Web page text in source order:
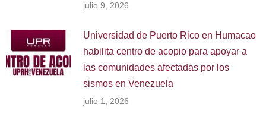
julio 9, 2026
Universidad de Puerto Rico en Humacao
habilita centro de acopio para apoyar a
las comunidades afectadas por los
sismos en Venezuela
julio 1, 2026